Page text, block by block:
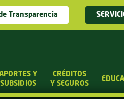
Transparencia
Y
SUBSIDIOS
CRÉDITOS
Y SEGUROS